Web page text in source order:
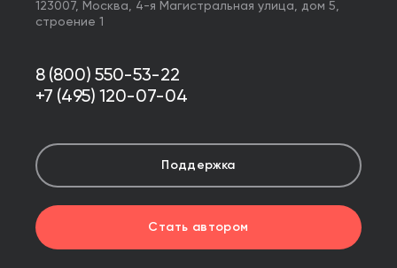
123007, Москва, 4-я Магистральная улица, дом 5,
строение 1
8 (800) 550-53-22
+7 (495) 120-07-04
Поддержка
Стать автором